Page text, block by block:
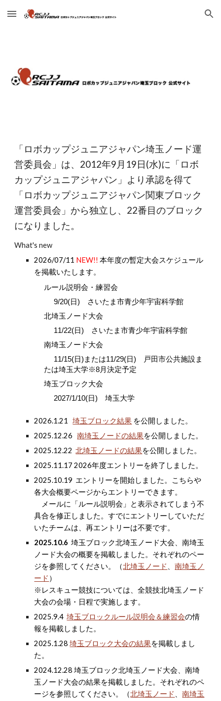
Skip to main content Skip to navigation
「ロボカップジュニアジャパン埼玉ノード運
営委員会」は、2012年9月19日(水)に「ロボ
カップジュニアジャパン」より承認を得て
「ロボカップジュニアジャパン関東ブロック
運営委員会」から独立し、22番目のブロック
になりました。
What's new
2026/07/11 NEW!!本年度の暫定大会スケジュール
を掲載いたします。
ルール説明会・練習会
9/20(日) さいたま市青少年宇宙科学館
北埼玉ノード大会
11/22(日) さいたま市青少年宇宙科学館
南埼玉ノード大会
11/15(日)または11/29(日) 戸田市公共施設ま
たは埼玉大学※8月決定予定
埼玉ブロック大会
2027/1/10(日) 埼玉大学
2026.1.21 埼玉ブロック結果 を公開しました。
2025.12.26 南埼玉ノードの結果を公開しました。
2025.12.22北埼玉ノードの結果を公開しました。
2025.11.17 2026年度エントリーを終了しました。
2025.10.19 エントリーを開始しました。 こちらや
各大会概要ページからエントリーできます。
メールに「ルール説明会」と表示されてしまう不
具合を修正しました。すでにエントリーしていただ
いたチームは、再エントリーは不要です。
2025.10.6 埼玉ブロック北埼玉ノード大会 、南埼玉
ノード大会の概要を掲載しました。それぞれのペー
ジを参照してください。
（北埼玉ノード 、南埼玉ノ
ード ）
※レスキュー競技については、全競技北埼玉ノード
大会の会場・日程で実施します。
2025.9.4 埼玉ブロックルール説明会＆練習会の情
報を掲載しました 。
2025.1.28埼玉ブロック大会の結果を掲載しまし
た。
2024.12.28 埼玉ブロック北埼玉ノード大会 、南埼
玉ノード大会の結果を掲載しました。それぞれのペ
ージを参照してください。（北埼玉ノード 、南埼玉